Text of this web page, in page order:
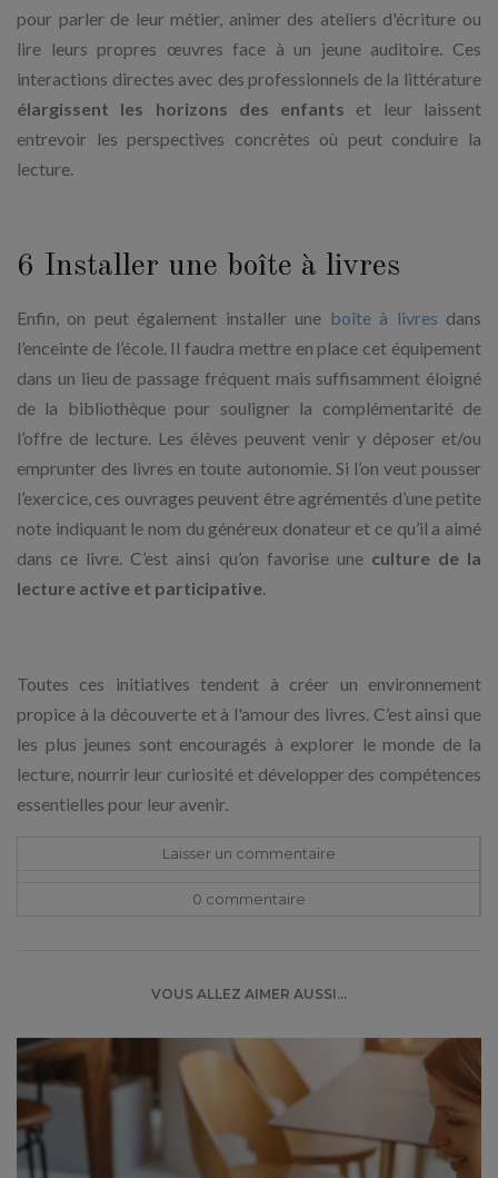
pour parler de leur métier, animer des ateliers d'écriture ou
lire leurs propres œuvres face à un jeune auditoire. Ces
interactions directes avec des professionnels de la littérature
élargissent les horizons des enfants et leur laissent
entrevoir les perspectives concrètes où peut conduire la
lecture.
6 Installer une boîte à livres
Enfin, on peut également installer une boîte à livres dans
l’enceinte de l’école. Il faudra mettre en place cet équipement
dans un lieu de passage fréquent mais suffisamment éloigné
de la bibliothèque pour souligner la complémentarité de
l’offre de lecture. Les élèves peuvent venir y déposer et/ou
emprunter des livres en toute autonomie. Si l’on veut pousser
l’exercice, ces ouvrages peuvent être agrémentés d’une petite
note indiquant le nom du généreux donateur et ce qu’il a aimé
dans ce livre. C’est ainsi qu’on favorise une culture de la
lecture active et participative.
Toutes ces initiatives tendent à créer un environnement
propice à la découverte et à l'amour des livres. C’est ainsi que
les plus jeunes sont encouragés à explorer le monde de la
lecture, nourrir leur curiosité et développer des compétences
essentielles pour leur avenir.
Laisser un commentaire
0 commentaire
VOUS ALLEZ AIMER AUSSI...